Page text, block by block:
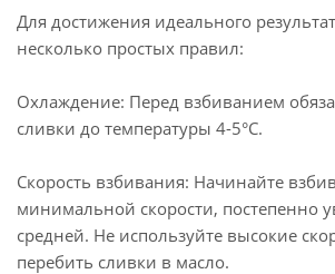
Для достижения идеального
несколько простых правил:
Охлаждение: Перед взбиванием
сливки до температуры 4-5°C.
Скорость взбивания: Начинайте
минимальной скорости, постепенно
средней. Не используйте высокие
перебить сливки в масло.